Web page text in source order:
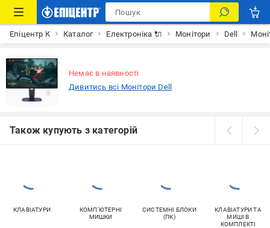
Епіцентр К Каталог Електроніка 🔌 Монітори Dell
Немає в наявності
Дивитись всі Монітори Dell
Також купують з категорій
КЛАВІАТУРИ
КОМП'ЮТЕРНІ
МИШКИ
СИСТЕМНІ БЛОКИ
(ПК)
КЛАВІАТУРИ ТА
МИШІ В
КОМПЛЕКТІ